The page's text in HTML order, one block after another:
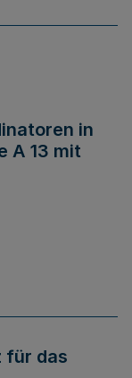
in
A 13 mit
für das